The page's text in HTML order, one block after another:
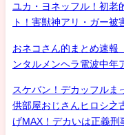
ユカ・ヨネッフル！初老
ト！害獣神アリ・ガー
おネコさん的まとめ速
ンタルメンヘラ電波中年
スケバン！デカッフルま
供部屋おじさんヒロシ之
げMAX！デカいは正義刑